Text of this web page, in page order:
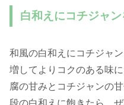
白和えにコチジャン
和風の白和えにコチジャ
増してよりコクのある味
腐の甘みとコチジャンの
段の白和えに飽きたら、